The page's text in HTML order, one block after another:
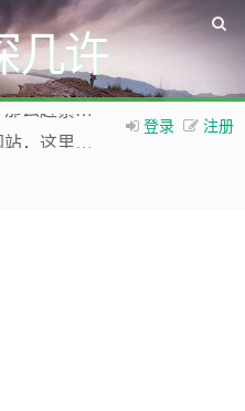
几许
登录 注册
如果您觉得本站非常有看点，那么赶紧使用Ctrl+D 收藏本网站吧